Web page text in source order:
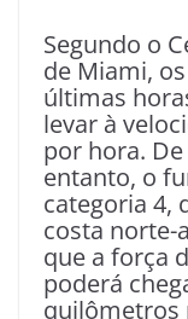
Segundo o
de Miami,
últimas
levar à
por hora.
entanto, o
categoria 4,
costa norte-
que a força
poderá
quilômetros